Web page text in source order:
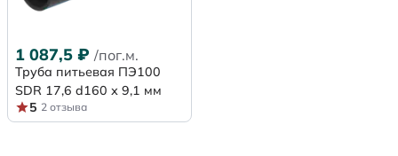
1 087,5 ₽ /пог.м.
Труба питьевая ПЭ100
SDR 17,6 d160 х 9,1 мм
5 2 отзыва